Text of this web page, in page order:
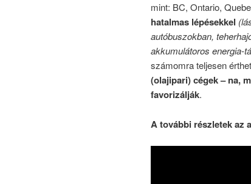
mint: BC, Ontario,
hatalmas lépésekkel
autóbuszokban,
akkumulátoros energia-
számomra teljesen
(olajipari) cégek – na,
favorizálják.
A további részletek az